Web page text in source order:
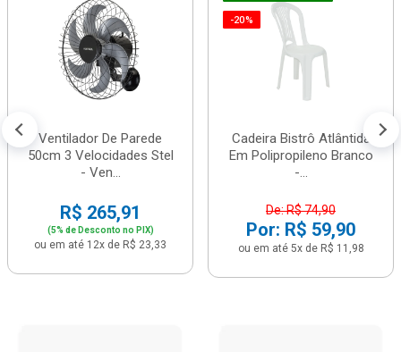
Ventilador De Parede
50cm 3 Velocidades Stel
- Ven...
R$ 265,91
(5% de Desconto no PIX)
ou em até 12x de R$ 23,33
-20%
Cadeira Bistrô Atlântida
Em Polipropileno Branco
-...
De: R$ 74,90
Por: R$ 59,90
ou em até 5x de R$ 11,98